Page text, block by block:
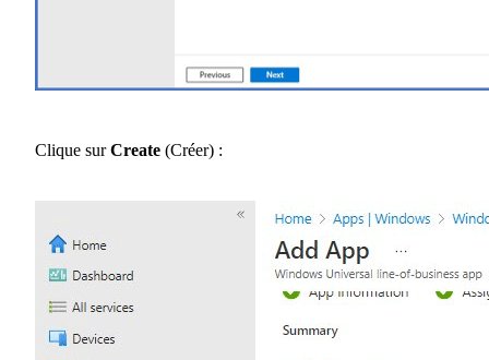
Clique surCreate (Créer) :